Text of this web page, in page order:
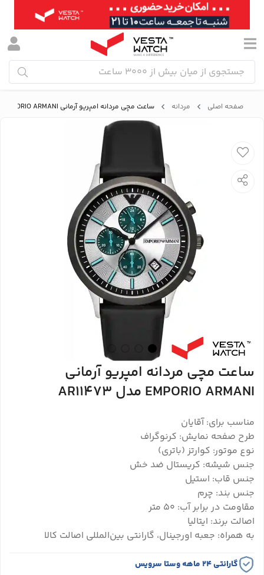
صفحه اصلی مردانه ساعت مچی مردانه امپریو آرمانی EMPORIO ARMANI مدل AR11473
ساعت مچی مردانه امپریو آرمانی
EMPORIO ARMANI مدل AR11473
مناسب برای: آقایان
طرح صفحه نمایش: کرنوگراف
نوع موتور: کوارتز (باتری)
جنس شیشه: کریستال ضد خش
جنس قاب: استیل
جنس بند: چرم
مقاومت در برابر آب: 50 متر
اصالت برند: ایتالیا
به همراه: جعبه اورجینال، گارانتی بین‌المللی اصالت کالا
گارانتی ۲۴ ماهه وستا سرویس